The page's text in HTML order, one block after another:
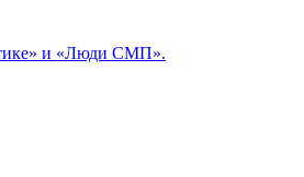
и «Люди СМП».